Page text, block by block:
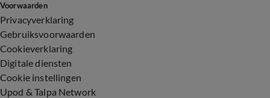
Voorwaarden
Privacyverklaring
Gebruiksvoorwaarden
Cookieverklaring
Digitale diensten
Cookie instellingen
Upod & Talpa Network